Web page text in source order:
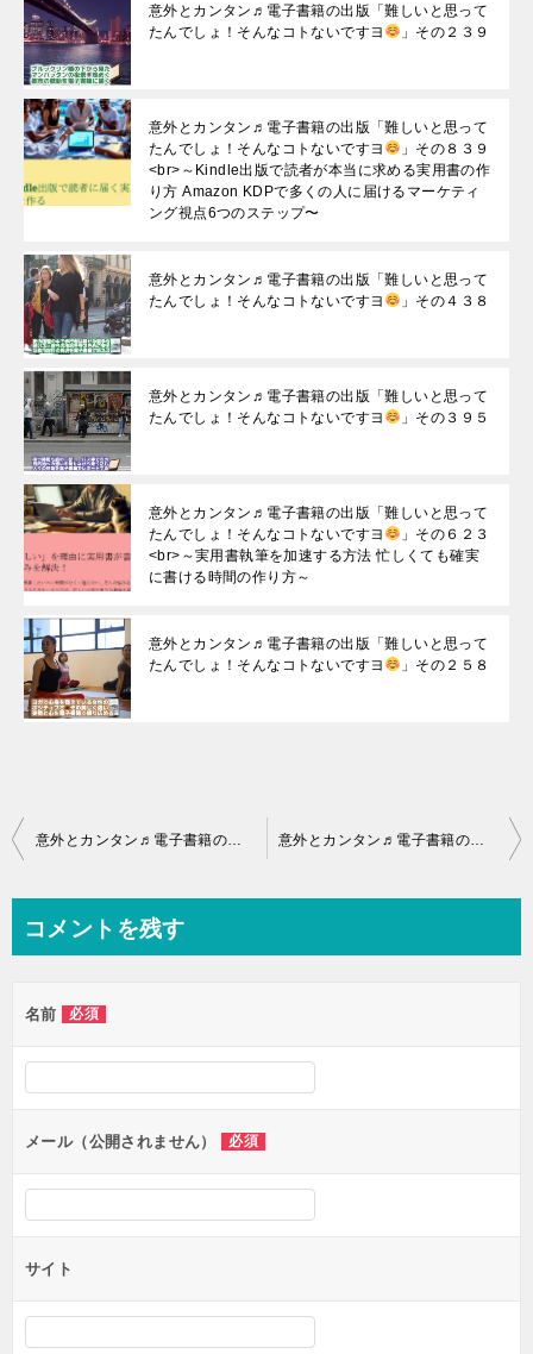
意外とカンタン♬電子書籍の出版「難しいと思って
たんでしょ！そんなコトないですヨ
」その２３９
意外とカンタン♬電子書籍の出版「難しいと思って
たんでしょ！そんなコトないですヨ
」その８３９
<br>～Kindle出版で読者が本当に求める実用書の作
り方 Amazon KDPで多くの人に届けるマーケティ
ング視点6つのステップ〜
意外とカンタン♬電子書籍の出版「難しいと思って
たんでしょ！そんなコトないですヨ
」その４３８
意外とカンタン♬電子書籍の出版「難しいと思って
たんでしょ！そんなコトないですヨ
」その３９５
意外とカンタン♬電子書籍の出版「難しいと思って
たんでしょ！そんなコトないですヨ
」その６２３
<br>～実用書執筆を加速する方法 忙しくても確実
に書ける時間の作り方～
意外とカンタン♬電子書籍の出版「難しいと思って
たんでしょ！そんなコトないですヨ
」その２５８
投
ビ
ー
シ
ョ
ン
コメントを残す
名前 必須
メール（公開されません） 必須
サイト